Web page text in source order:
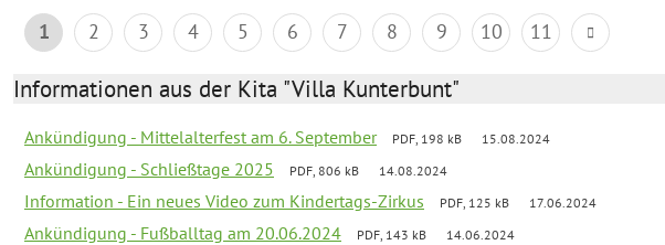
1 2 3 4 5 6 7 8 9 10 11
Informationen aus der Kita "Villa Kunterbunt"
Ankündigung - Mittelalterfest am 6. September PDF, 198 kB 15.08.2024
Ankündigung - Schließtage 2025 PDF, 806 kB 14.08.2024
Information - Ein neues Video zum Kindertags-Zirkus PDF, 125 kB 17.06.2024
Ankündigung - Fußballtag am 20.06.2024 PDF, 143 kB 14.06.2024